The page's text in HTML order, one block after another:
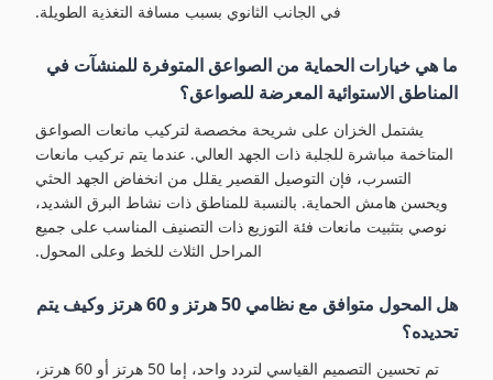
في الجانب الثانوي بسبب مسافة التغذية الطويلة.
ما هي خيارات الحماية من الصواعق المتوفرة للمنشآت في
المناطق الاستوائية المعرضة للصواعق؟
يشتمل الخزان على شريحة مخصصة لتركيب مانعات الصواعق
المتاخمة مباشرة للجلبة ذات الجهد العالي. عندما يتم تركيب مانعات
التسرب، فإن التوصيل القصير يقلل من انخفاض الجهد الحثي
ويحسن هامش الحماية. بالنسبة للمناطق ذات نشاط البرق الشديد،
نوصي بتثبيت مانعات فئة التوزيع ذات التصنيف المناسب على جميع
المراحل الثلاث للخط وعلى المحول.
هل المحول متوافق مع نظامي 50 هرتز و 60 هرتز وكيف يتم
تحديده؟
تم تحسين التصميم القياسي لتردد واحد، إما 50 هرتز أو 60 هرتز،